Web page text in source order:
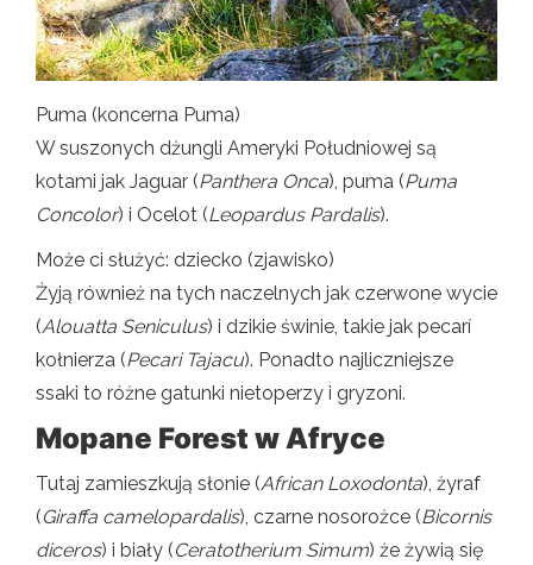
Puma (koncerna Puma)
W suszonych dżungli Ameryki Południowej są
kotami jak Jaguar (Panthera Onca), puma (Puma
Concolor) i Ocelot (Leopardus Pardalis).
Może ci służyć: dziecko (zjawisko)
Żyją również na tych naczelnych jak czerwone wycie
(Alouatta Seniculus) i dzikie świnie, takie jak pecarí
kołnierza (Pecari Tajacu). Ponadto najliczniejsze
ssaki to różne gatunki nietoperzy i gryzoni.
Mopane Forest w Afryce
Tutaj zamieszkują słonie (African Loxodonta), żyraf
(Giraffa camelopardalis), czarne nosorożce (Bicornis
diceros) i biały (Ceratotherium Simum) że żywią się